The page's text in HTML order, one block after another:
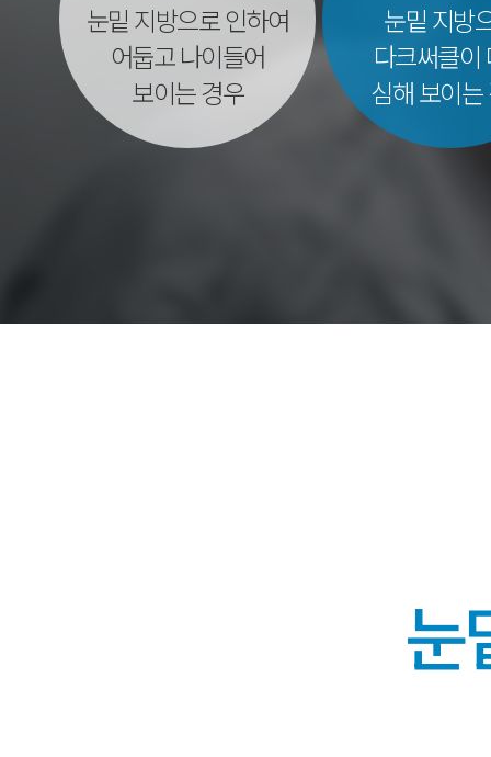
눈밑 지방으로 인하여
어둡고 나이들어
보이는 경우
눈밑 지방
다크써클이
심해 보이는
눈